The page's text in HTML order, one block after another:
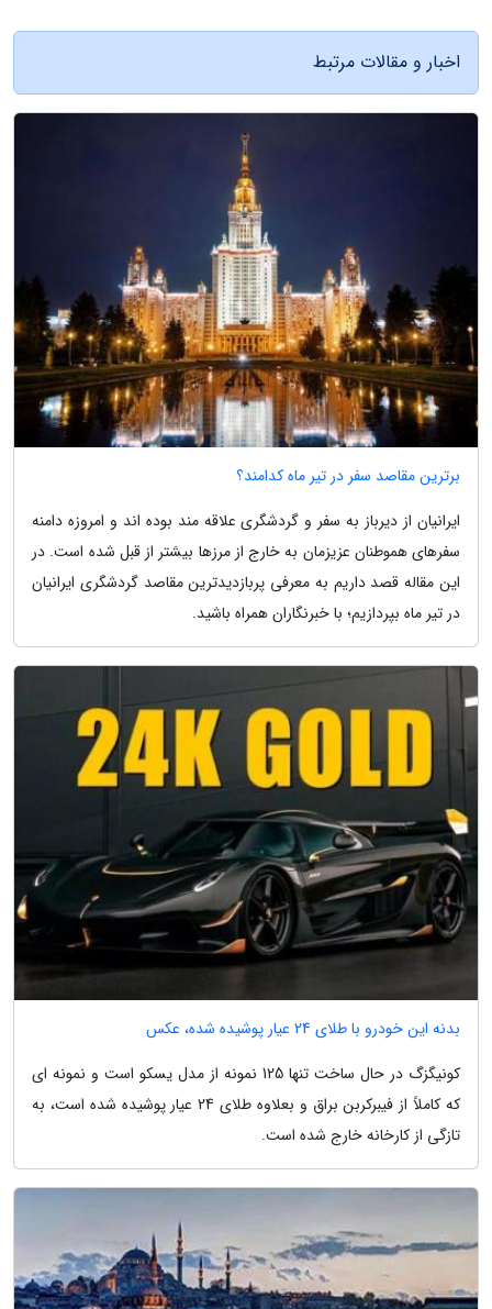
اخبار و مقالات مرتبط
برترین مقاصد سفر در تیر ماه کدامند؟
ایرانیان از دیرباز به سفر و گردشگری علاقه مند بوده اند و امروزه دامنه
سفرهای هموطنان عزیزمان به خارج از مرزها بیشتر از قبل شده است. در
این مقاله قصد داریم به معرفی پربازدیدترین مقاصد گردشگری ایرانیان
در تیر ماه بپردازیم؛ با خبرنگاران همراه باشید.
بدنه این خودرو با طلای 24 عیار پوشیده شده، عکس
کونیگزگ در حال ساخت تنها 125 نمونه از مدل یسکو است و نمونه ای
که کاملاً از فیبرکربن براق و بعلاوه طلای 24 عیار پوشیده شده است، به
تازگی از کارخانه خارج شده است.